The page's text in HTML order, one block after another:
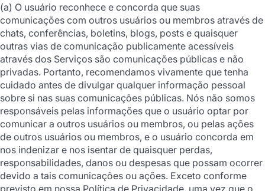
(a) O usuário reconhece e concorda que suas
comunicações com outros usuários ou membros através de
chats, conferências, boletins, blogs, posts e quaisquer
outras vias de comunicação publicamente acessíveis
através dos Serviços são comunicações públicas e não
privadas. Portanto, recomendamos vivamente que tenha
cuidado antes de divulgar qualquer informação pessoal
sobre si nas suas comunicações públicas. Nós não somos
responsáveis pelas informações que o usuário optar por
comunicar a outros usuários ou membros, ou pelas ações
de outros usuários ou membros, e o usuário concorda em
nos indenizar e nos isentar de quaisquer perdas,
responsabilidades, danos ou despesas que possam ocorrer
devido a tais comunicações ou ações. Exceto conforme
previsto em nossa Política de Privacidade, uma vez que o